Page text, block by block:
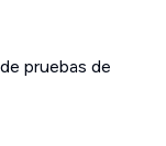
pruebas de